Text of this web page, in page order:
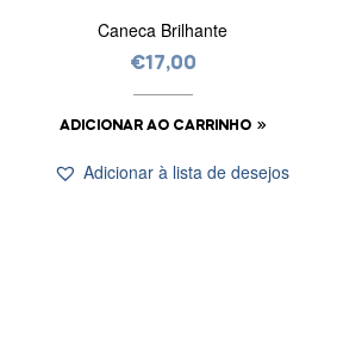
Caneca Brilhante
€17,00
ADICIONAR AO CARRINHO
Adicionar à lista de desejos